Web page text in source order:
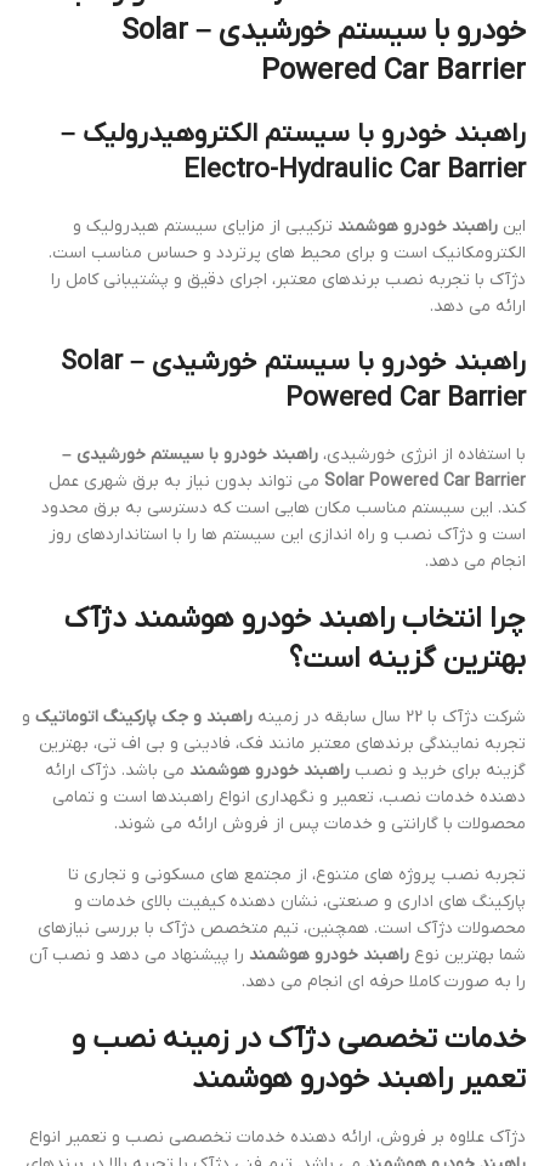
خودرو با سیستم خورشیدی – Solar
Powered Car Barrier
راهبند خودرو با سیستم الکتروهیدرولیک –
Electro-Hydraulic Car Barrier
این راهبند خودرو هوشمند ترکیبی از مزایای سیستم هیدرولیک و
الکترومکانیک است و برای محیط های پرتردد و حساس مناسب است.
دژآک با تجربه نصب برندهای معتبر، اجرای دقیق و پشتیبانی کامل را
ارائه می دهد.
راهبند خودرو با سیستم خورشیدی – Solar
Powered Car Barrier
با استفاده از انرژی خورشیدی، راهبند خودرو با سیستم خورشیدی –
Solar Powered Car Barrier می تواند بدون نیاز به برق شهری عمل
کند. این سیستم مناسب مکان هایی است که دسترسی به برق محدود
است و دژآک نصب و راه اندازی این سیستم ها را با استانداردهای روز
انجام می دهد.
چرا انتخاب راهبند خودرو هوشمند دژآک
بهترین گزینه است؟
شرکت دژآک با 22 سال سابقه در زمینه راهبند و جک پارکینگ اتوماتیک و
تجربه نمایندگی برندهای معتبر مانند فک، فادینی و بی اف تی، بهترین
گزینه برای خرید و نصب راهبند خودرو هوشمند می باشد. دژآک ارائه
دهنده خدمات نصب، تعمیر و نگهداری انواع راهبندها است و تمامی
محصولات با گارانتی و خدمات پس از فروش ارائه می شوند.
تجربه نصب پروژه های متنوع، از مجتمع های مسکونی و تجاری تا
پارکینگ های اداری و صنعتی، نشان دهنده کیفیت بالای خدمات و
محصولات دژآک است. همچنین، تیم متخصص دژآک با بررسی نیازهای
شما بهترین نوع راهبند خودرو هوشمند را پیشنهاد می دهد و نصب آن
را به صورت کاملا حرفه ای انجام می دهد.
خدمات تخصصی دژآک در زمینه نصب و
تعمیر راهبند خودرو هوشمند
دژآک علاوه بر فروش، ارائه دهنده خدمات تخصصی نصب و تعمیر انواع